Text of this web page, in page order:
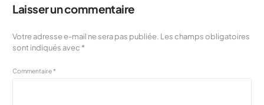
Laisser un commentaire
Votre adresse e-mail ne sera pas publiée. Les champs obligatoires
sont indiqués avec *
Commentaire*